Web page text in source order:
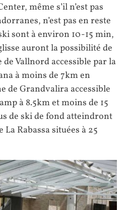
même s’il n’est pas
n’est pas en reste
sont à environ 10-15 min,
auront la possibilité de
Vallnord accessible par la
à moins de 7km en
de Grandvalira accessible
à 8.5km et moins de 15
de ski de fond atteindront
Rabassa situées à 25